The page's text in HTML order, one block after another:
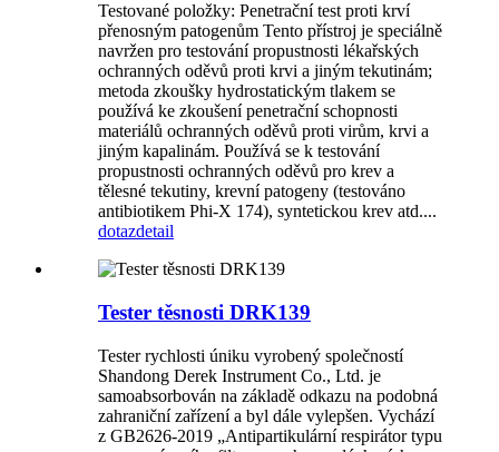
Testované položky: Penetrační test proti krví
přenosným patogenům Tento přístroj je speciálně
navržen pro testování propustnosti lékařských
ochranných oděvů proti krvi a jiným tekutinám;
metoda zkoušky hydrostatickým tlakem se
používá ke zkoušení penetrační schopnosti
materiálů ochranných oděvů proti virům, krvi a
jiným kapalinám. Používá se k testování
propustnosti ochranných oděvů pro krev a
tělesné tekutiny, krevní patogeny (testováno
antibiotikem Phi-X 174), syntetickou krev atd....
dotazdetail
Tester těsnosti DRK139
Tester rychlosti úniku vyrobený společností
Shandong Derek Instrument Co., Ltd. je
samoabsorbován na základě odkazu na podobná
zahraniční zařízení a byl dále vylepšen. Vychází
z GB2626-2019 „Antipartikulární respirátor typu